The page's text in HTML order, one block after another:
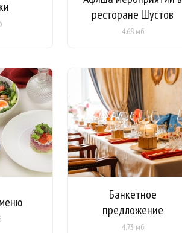
ресторане Шустов
4.68 мб
Банкетное
предложение
4.73 мб